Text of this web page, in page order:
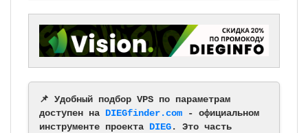
📌 Удобный подбор VPS по параметрам
доступен на DIEGfinder.com - официальном
инструменте проекта DIEG. Это часть